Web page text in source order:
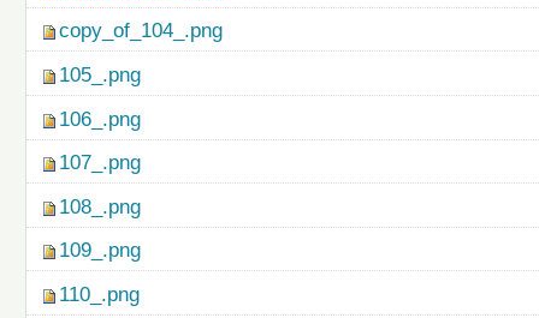
copy_of_104_.png
105_.png
106_.png
107_.png
108_.png
109_.png
110_.png